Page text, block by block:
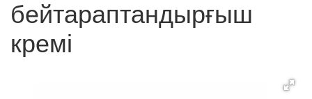
бейтараптандырғыш
кремі